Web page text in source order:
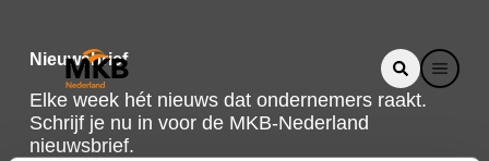
Nieuwsbrief
Elke week hét nieuws dat ondernemers raakt.
Schrijf je nu in voor de MKB-Nederland
nieuwsbrief.